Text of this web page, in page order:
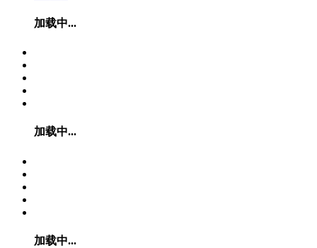
加载中...
加载中...
加载中...